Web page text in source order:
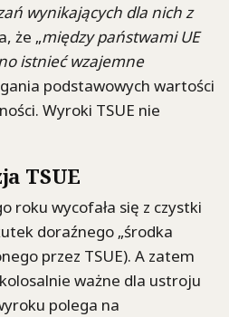
wynikających dla nich z
że „między państwami UE
istnieć wzajemne
podstawowych wartości
Wyroki TSUE nie
TSUE
roku wycofała się z czystki
doraźnego „środka
przez TSUE). A zatem
ważne dla ustroju
polega na